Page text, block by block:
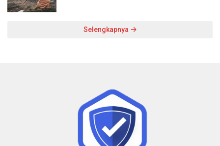
Selengkapnya